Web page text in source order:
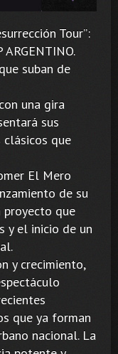
Tour”:
suban de
una gira
sus
que
El Mero
de su
proyecto que
y el inicio de un
y crecimiento,
que ya forman
nacional. La